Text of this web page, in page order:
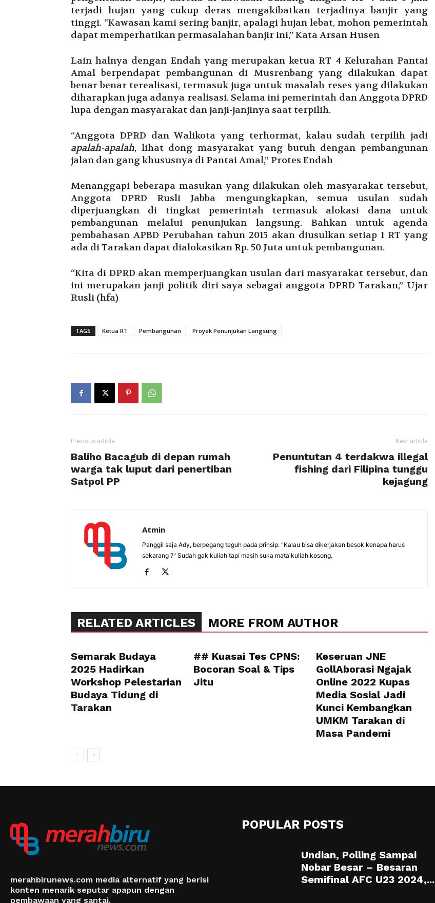
terjadi hujan yang cukup deras mengakibatkan terjadinya banjir yang
tinggi. “Kawasan kami sering banjir, apalagi hujan lebat, mohon pemerintah
dapat memperhatikan permasalahan banjir ini,” Kata Arsan Husen
Lain halnya dengan Endah yang merupakan ketua RT 4 Kelurahan Pantai
Amal berpendapat pembangunan di Musrenbang yang dilakukan dapat
benar-benar terealisasi, termasuk juga untuk masalah reses yang dilakukan
diharapkan juga adanya realisasi. Selama ini pemerintah dan Anggota DPRD
lupa dengan masyarakat dan janji-janjinya saat terpilih.
“Anggota DPRD dan Walikota yang terhormat, kalau sudah terpilih jadi
apalah-apalah, lihat dong masyarakat yang butuh dengan pembangunan
jalan dan gang khususnya di Pantai Amal,” Protes Endah
Menanggapi beberapa masukan yang dilakukan oleh masyarakat tersebut,
Anggota DPRD Rusli Jabba mengungkapkan, semua usulan sudah
diperjuangkan di tingkat pemerintah termasuk alokasi dana untuk
pembangunan melalui penunjukan langsung. Bahkan untuk agenda
pembahasan APBD Perubahan tahun 2015 akan diusulkan setiap 1 RT yang
ada di Tarakan dapat dialokasikan Rp. 50 Juta untuk pembangunan.
“Kita di DPRD akan memperjuangkan usulan dari masyarakat tersebut, dan
ini merupakan janji politik diri saya sebagai anggota DPRD Tarakan,” Ujar
Rusli (hfa)
TAGS Ketua RT Pembangunan Proyek Penunjukan Langsung
Previous article
Baliho Bacagub di depan rumah
warga tak luput dari penertiban
Satpol PP
Next article
Penuntutan 4 terdakwa illegal
fishing dari Filipina tunggu
kejagung
Atmin
Panggil saja Ady, berpegang teguh pada prinsip: "Kalau bisa dikerjakan besok kenapa harus
sekarang ?" Sudah gak kuliah tapi masih suka mata kuliah kosong.
RELATED ARTICLES MORE FROM AUTHOR
Semarak Budaya
2025 Hadirkan
Workshop Pelestarian
Budaya Tidung di
Tarakan
## Kuasai Tes CPNS:
Bocoran Soal & Tips
Jitu
Keseruan JNE
GollAborasi Ngajak
Online 2022 Kupas
Media Sosial Jadi
Kunci Kembangkan
UMKM Tarakan di
Masa Pandemi
merahbirunews.com media alternatif yang berisi
konten menarik seputar apapun dengan
pembawaan yang santai.
POPULAR POSTS
Undian, Polling Sampai
Nobar Besar – Besaran
Semifinal AFC U23 2024,...